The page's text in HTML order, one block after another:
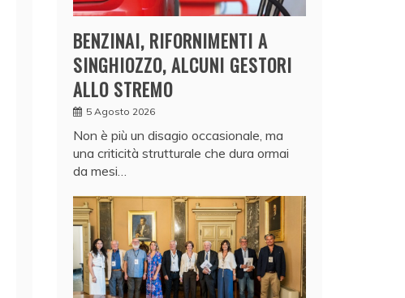
BENZINAI, RIFORNIMENTI A
SINGHIOZZO, ALCUNI GESTORI
ALLO STREMO
5 Agosto 2026
Non è più un disagio occasionale, ma
una criticità strutturale che dura ormai
da mesi…